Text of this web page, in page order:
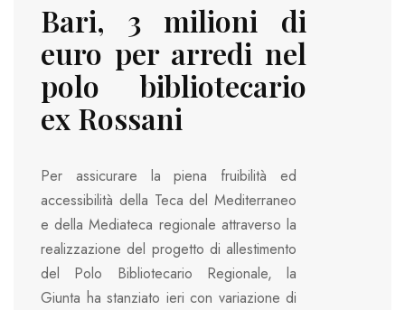
Bari, 3 milioni di
euro per arredi nel
polo bibliotecario
ex Rossani
Per assicurare la piena fruibilità ed
accessibilità della Teca del Mediterraneo
e della Mediateca regionale attraverso la
realizzazione del progetto di allestimento
del Polo Bibliotecario Regionale, la
Giunta ha stanziato ieri con variazione di